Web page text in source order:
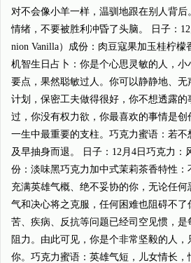
对不会像小羊一样，温驯地跟在别人背后
情绪，不要被胜利冲昏了头脑。 日子：
nion Vanilla）成份：肉豆寇果加玉桂柠檬
机智生日占卜：你是个心思灵敏的人，
要点，果然聪敏过人。你可以静静地、
计划，保密工夫做得很好，你不想透露
过，你没有权力欲，你最喜欢的事情是
一生中最重要的支柱。巧克力蜜语：若
及早抽身而退。 日子：12月4日巧克力：
份：淡味黑巧克力加中式茉莉茶香特性
充满英雄气概、绝不妥协的你，无论任
气和决心将之克服，任何困难也阻碍不了
苦、疾病、反抗等问题已经司空见惯，
阻力。由此可见，你是个非常坚毅的人
你。巧克力蜜语：英雄气短，儿女情长，